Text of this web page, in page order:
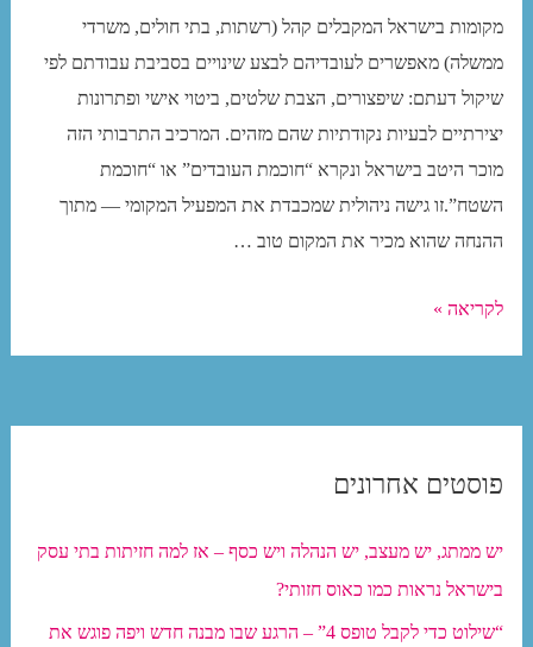
ומאולתרים
–
וכלי
חדש
שעוזר
לחברות
אחזקת
לשמור
מקומות בישראל המקבלים קהל (רשתות, בתי חולים, משרדי
ממשלה) מאפשרים לעובדיהם לבצע שינויים בסביבת עבודתם לפי
שיקול דעתם: שיפצורים, הצבת שלטים, ביטוי אישי ופתרונות
יצירתיים לבעיות נקודתיות שהם מזהים. המרכיב התרבותי הזה
מוכר היטב בישראל ונקרא “חוכמת העובדים” או “חוכמת
השטח”.זו גישה ניהולית שמכבדת את המפעיל המקומי — מתוך
ההנחה שהוא מכיר את המקום טוב …
כשכל
הכבד
‘ממלכת
העובד’
לחוויית
לקריאה »
פוסטים אחרונים
יש ממתג, יש מעצב, יש הנהלה ויש כסף – אז למה חזיתות בתי עסק
בישראל נראות כמו כאוס חזותי?
“שילוט כדי לקבל טופס 4” – הרגע שבו מבנה חדש ויפה פוגש את